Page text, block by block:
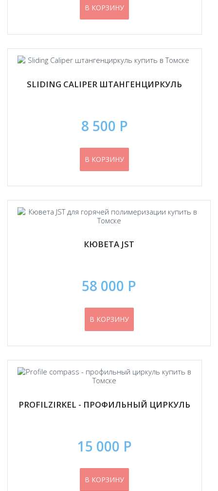
В КОРЗИНУ
SLIDING CALIPER ШТАНГЕНЦИРКУЛЬ
8 500 Р
В КОРЗИНУ
КЮВЕТА JST
58 000 Р
В КОРЗИНУ
PROFILZIRKEL - ПРОФИЛЬНЫЙ ЦИРКУЛЬ
15 000 Р
В КОРЗИНУ